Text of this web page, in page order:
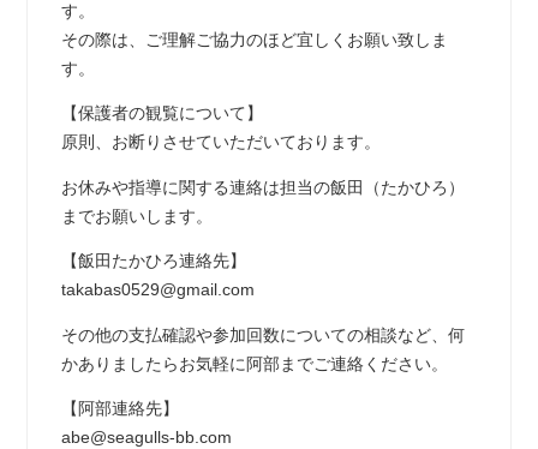
す。
その際は、ご理解ご協力のほど宜しくお願い致しま
す。
【保護者の観覧について】
原則、お断りさせていただいております。
お休みや指導に関する連絡は担当の飯田（たかひろ）
までお願いします。
【飯田たかひろ連絡先】
takabas0529@gmail.com
その他の支払確認や参加回数についての相談など、何
かありましたらお気軽に阿部までご連絡ください。
【阿部連絡先】
abe@seagulls-bb.com